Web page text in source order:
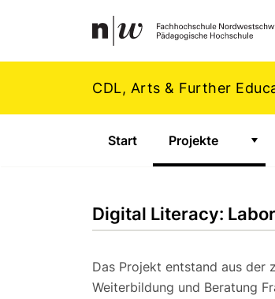
Navigation
CDL, Arts & Further
Start Projekte
Digital Literacy:
Das Projekt entstand aus der
Weiterbildung und Beratung
Footer